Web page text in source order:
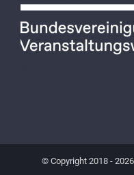
© Copyright 2018 -